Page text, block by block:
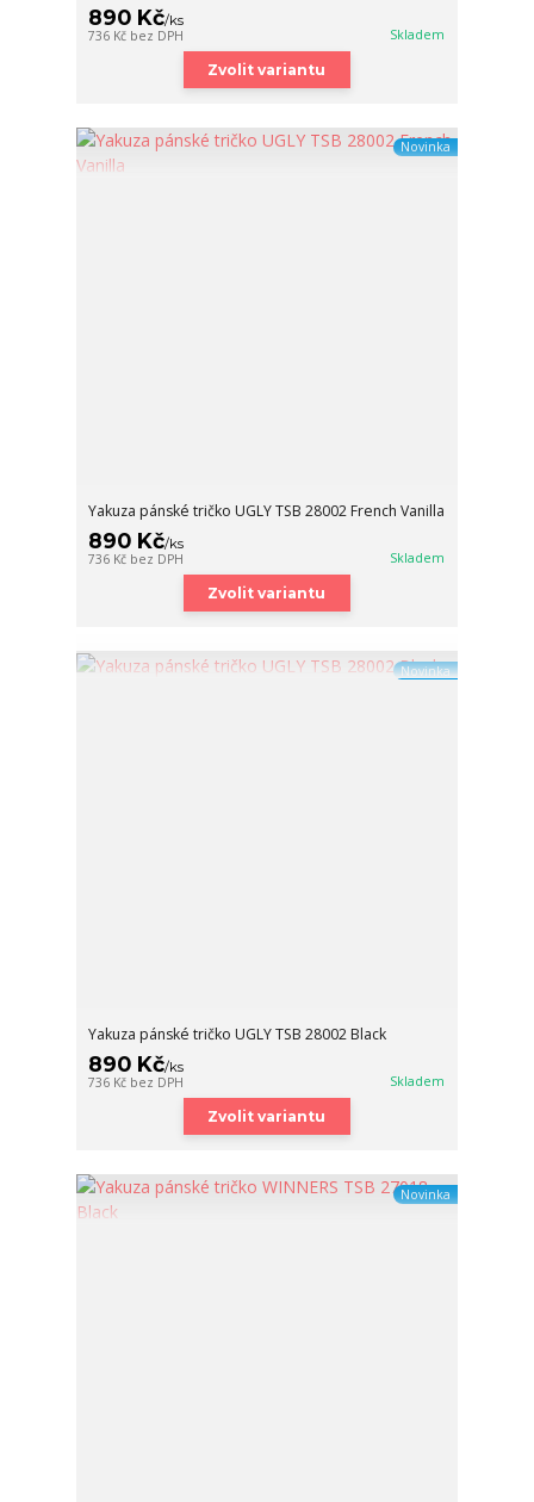
890 Kč/ks
736 Kč bez DPH Skladem
Zvolit variantu
Novinka
Yakuza pánské tričko UGLY TSB 28002 French Vanilla
890 Kč/ks
736 Kč bez DPH Skladem
Zvolit variantu
Novinka
Yakuza pánské tričko UGLY TSB 28002 Black
890 Kč/ks
736 Kč bez DPH Skladem
Zvolit variantu
Novinka